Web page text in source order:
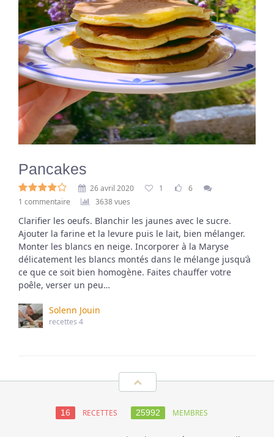
Pancakes
26 avril 2020 1
6
1 commentaire
3638 vues
Clarifier les oeufs. Blanchir les jaunes avec le sucre.
Ajouter la farine et la levure puis le lait, bien mélanger.
Monter les blancs en neige. Incorporer à la Maryse
délicatement les blancs montés dans le mélange jusqu’à
ce que ce soit bien homogène. Faites chauffer votre
poêle, verser un peu…
Solenn Jouin
recettes 4
16 RECETTES 25992 MEMBRES